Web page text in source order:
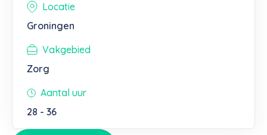
Locatie
Groningen
Vakgebied
Zorg
Aantal uur
28 - 36